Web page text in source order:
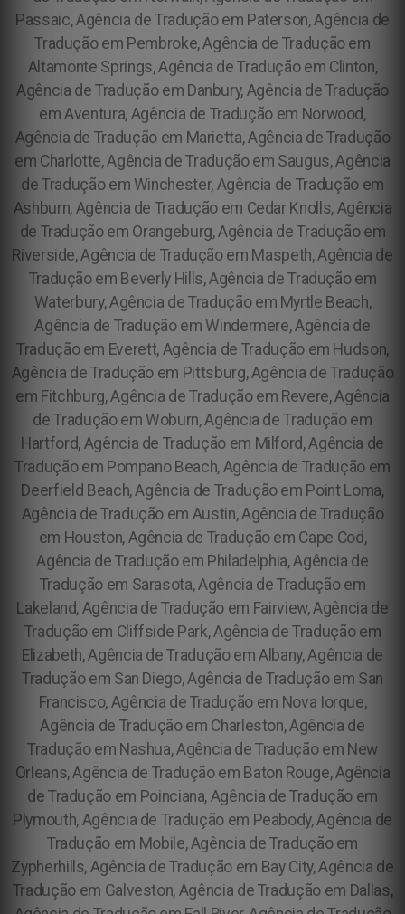
Passaic, Agência de Tradução em Paterson, Agência de
Tradução em Pembroke, Agência de Tradução em
Altamonte Springs, Agência de Tradução em Clinton,
Agência de Tradução em Danbury, Agência de Tradução
em Aventura, Agência de Tradução em Norwood,
Agência de Tradução em Marietta, Agência de Tradução
em Charlotte, Agência de Tradução em Saugus, Agência
de Tradução em Winchester, Agência de Tradução em
Ashburn, Agência de Tradução em Cedar Knolls, Agência
de Tradução em Orangeburg, Agência de Tradução em
Riverside, Agência de Tradução em Maspeth, Agência de
Tradução em Beverly Hills, Agência de Tradução em
Waterbury, Agência de Tradução em Myrtle Beach,
Agência de Tradução em Windermere, Agência de
Tradução em Everett, Agência de Tradução em Hudson,
Agência de Tradução em Pittsburg, Agência de Tradução
em Fitchburg, Agência de Tradução em Revere, Agência
de Tradução em Woburn, Agência de Tradução em
Hartford, Agência de Tradução em Milford, Agência de
Tradução em Pompano Beach, Agência de Tradução em
Deerfield Beach, Agência de Tradução em Point Loma,
Agência de Tradução em Austin, Agência de Tradução
em Houston, Agência de Tradução em Cape Cod,
Agência de Tradução em Philadelphia, Agência de
Tradução em Sarasota, Agência de Tradução em
Lakeland, Agência de Tradução em Fairview, Agência de
Tradução em Cliffside Park, Agência de Tradução em
Elizabeth, Agência de Tradução em Albany, Agência de
Tradução em San Diego, Agência de Tradução em San
Francisco, Agência de Tradução em Nova Iorque,
Agência de Tradução em Charleston, Agência de
Tradução em Nashua, Agência de Tradução em New
Orleans, Agência de Tradução em Baton Rouge, Agência
de Tradução em Poinciana, Agência de Tradução em
Plymouth, Agência de Tradução em Peabody, Agência de
Tradução em Mobile, Agência de Tradução em
Zypherhills, Agência de Tradução em Bay City, Agência de
Tradução em Galveston, Agência de Tradução em Dallas,